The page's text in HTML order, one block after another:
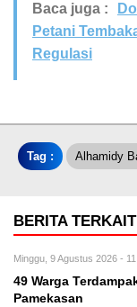
Baca juga :
Petani
Regulasi
Tag : Alhamidy
BERITA TERKAIT
Minggu, 9 Agustus 2026 -
49 Warga
Pamekasan